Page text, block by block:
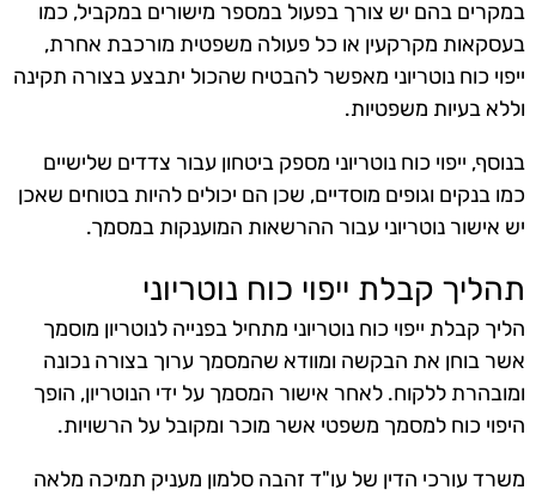
במקרים בהם יש צורך בפעול במספר מישורים במקביל, כמו
בעסקאות מקרקעין או כל פעולה משפטית מורכבת אחרת,
ייפוי כוח נוטריוני מאפשר להבטיח שהכול יתבצע בצורה תקינה
וללא בעיות משפטיות.
בנוסף, ייפוי כוח נוטריוני מספק ביטחון עבור צדדים שלישיים
כמו בנקים וגופים מוסדיים, שכן הם יכולים להיות בטוחים שאכן
יש אישור נוטריוני עבור ההרשאות המוענקות במסמך.
תהליך קבלת ייפוי כוח נוטריוני
הליך קבלת ייפוי כוח נוטריוני מתחיל בפנייה לנוטריון מוסמך
אשר בוחן את הבקשה ומוודא שהמסמך ערוך בצורה נכונה
ומובהרת ללקוח. לאחר אישור המסמך על ידי הנוטריון, הופך
היפוי כוח למסמך משפטי אשר מוכר ומקובל על הרשויות.
משרד עורכי הדין של עו"ד זהבה סלמון מעניק תמיכה מלאה